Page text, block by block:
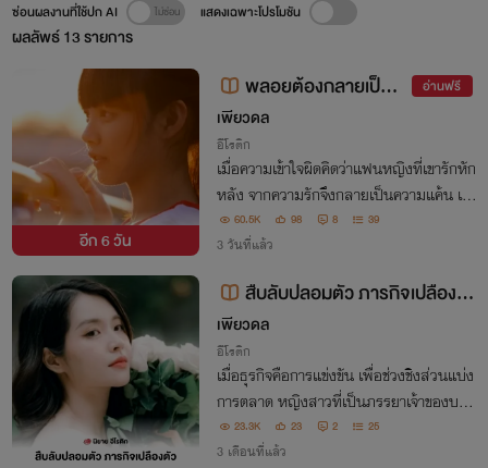
ผลลัพธ์13รายการ
ซ่อนผลงานที่ใช้ปก AI แสดงเฉพาะโปรโมชัน
อีก6 วัน
พลอยต้องกลายเป็น ท
าสรัก บำเรอกาม
อ่านฟรี
เพียวดล
อีโรติก
เมื่อความเข้าใจผิดคิดว่าแฟนหญิงที่เขารักหัก
หลัง จากความรักจึงกลายเป็นความแค้น เมื่
อเขาบังคับใช้ร่างกายเธอเพื่อชำระหนี้แค้น
60.5K 98 8 39
3 วันที่แล้ว
สืบลับปลอมตัว ภารกิจเปลืองตั
ว
เพียวดล
อีโรติก
เมื่อธุรกิจคือการแข่งขัน เพื่อช่วงชิงส่วนแบ่ง
การตลาด หญิงสาวที่เป็นภรรยาเจ้าของบริษั
ท กลับถูกไหว้วานให้ปลอมตัวเป็นพนักงาน
บริษัทคู่แข่ง เพื่อสืบข้อมูลผลิตภัณฑ์ชิ้นใหม่
23.3K 23 2 25
3 เดือนที่แล้ว